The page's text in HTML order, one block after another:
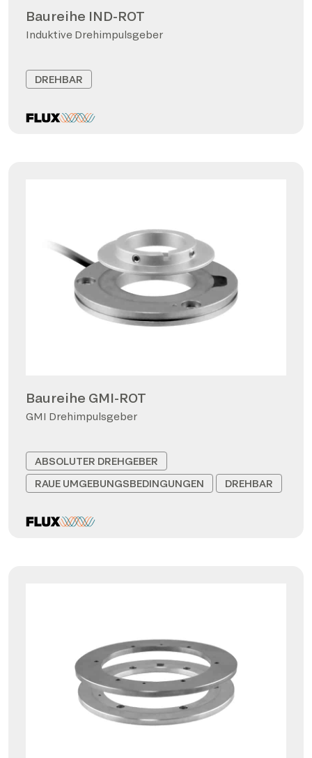
Baureihe IND-ROT
Induktive Drehimpulsgeber
DREHBAR
Baureihe GMI-ROT
GMI Drehimpulsgeber
ABSOLUTER DREHGEBER
RAUE UMGEBUNGSBEDINGUNGEN
DREHBAR